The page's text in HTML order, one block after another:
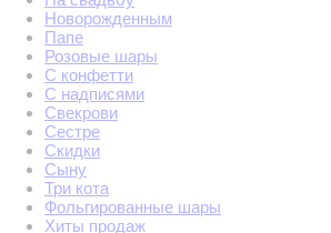
Новорожденным
Папе
Розовые шары
С конфетти
С надписями
Свекрови
Сестре
Скидки
Сыну
Три кота
Фольгированные шары
Хиты продаж